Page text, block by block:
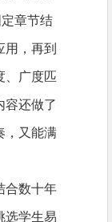
章节结
，再到
、广度匹
容还做了
，又能满
合数十年
选学生易